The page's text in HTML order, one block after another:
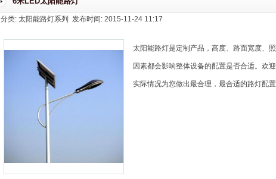
分类: 太阳能路灯系列 发布时间: 2015-11-24 11:17
太阳能路灯是定制产品，高度、路面宽度、
因素都会影响整体设备的配置是否合适。欢
实际情况为您做出最合理，最合适的路灯配置